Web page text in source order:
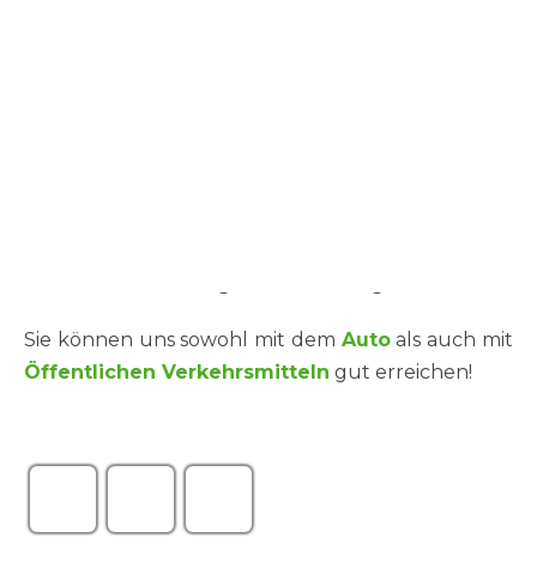
Sie können uns sowohl mit dem Autoals auch mit
Öffentlichen Verkehrsmitteln gut erreichen!